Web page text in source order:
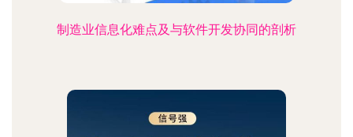
制造业信息化难点及与软件开发协同的剖析